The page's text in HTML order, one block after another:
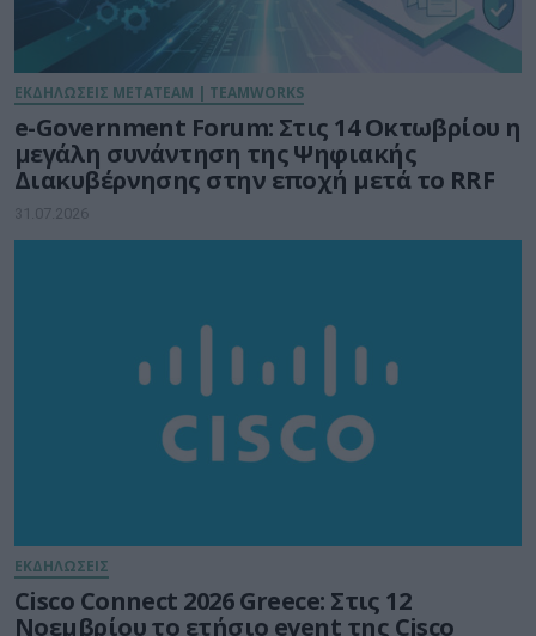
ΕΚΔΗΛΩΣΕΙΣ METATEAM | TEAMWORKS
e-Government Forum: Στις 14 Οκτωβρίου η
μεγάλη συνάντηση της Ψηφιακής
Διακυβέρνησης στην εποχή μετά το RRF
31.07.2026
ΕΚΔΗΛΩΣΕΙΣ
Cisco Connect 2026 Greece: Στις 12
Νοεμβρίου το ετήσιο event της Cisco